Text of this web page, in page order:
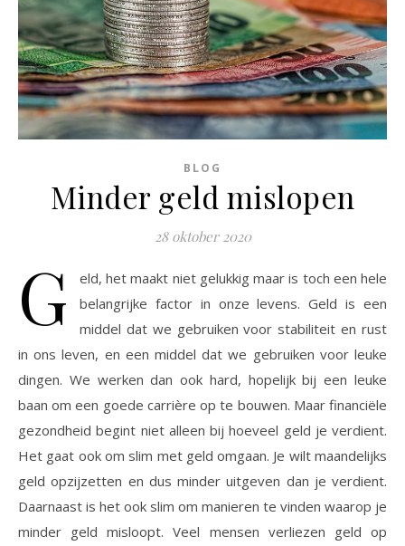
BLOG
Minder geld mislopen
28 oktober 2020
G
eld, het maakt niet gelukkig maar is toch een hele
belangrijke factor in onze levens. Geld is een
middel dat we gebruiken voor stabiliteit en rust
in ons leven, en een middel dat we gebruiken voor leuke
dingen. We werken dan ook hard, hopelijk bij een leuke
baan om een goede carrière op te bouwen. Maar financiële
gezondheid begint niet alleen bij hoeveel geld je verdient.
Het gaat ook om slim met geld omgaan. Je wilt maandelijks
geld opzijzetten en dus minder uitgeven dan je verdient.
Daarnaast is het ook slim om manieren te vinden waarop je
minder geld misloopt. Veel mensen verliezen geld op